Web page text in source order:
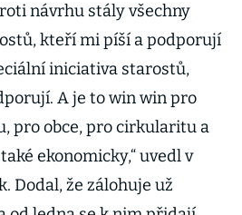
návrhu stály všechny
kteří mi píší a podporují
iniciativa starostů,
A je to win win pro
pro obce, pro cirkularitu a
ekonomicky,“ uvedl v
Dodal, že zálohuje už